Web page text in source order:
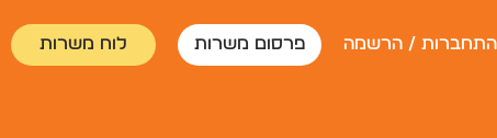
התחברות / הרשמה פרסום משרות לוח משרות